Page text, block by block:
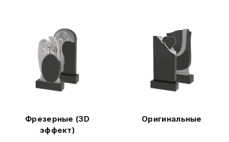
Фрезерные (3D
эффект)
Оригинальные